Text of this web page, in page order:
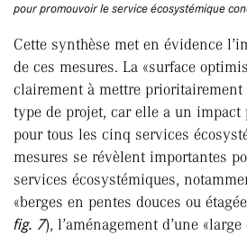
pour promouvoir le service écosystémique
Cette synthèse met en évidence
de ces mesures. La «surface
clairement à mettre
type de projet, car elle a un
pour tous les cinq services
mesures se révèlent importantes
services écosystémiques,
«berges en pentes douces ou
fig. 7), l’aménagement d’une